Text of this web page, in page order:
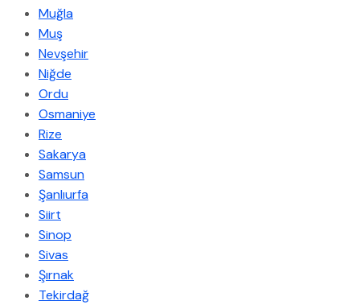
Muğla
Muş
Nevşehir
Niğde
Ordu
Osmaniye
Rize
Sakarya
Samsun
Şanlıurfa
Siirt
Sinop
Sivas
Şırnak
Tekirdağ